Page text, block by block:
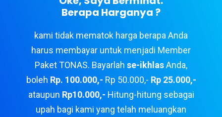
Berapa Harganya ?
kami tidak mematok harga berapa Anda
harus membayar untuk menjadi Member
Paket TONAS. Bayarlah se-ikhlasAnda,
boleh Rp. 100.000,- Rp 50.000,- Rp 25.000,-
ataupun Rp10.000,- Hitung-hitung sebagai
upah bagi kami yang telah meluangkan